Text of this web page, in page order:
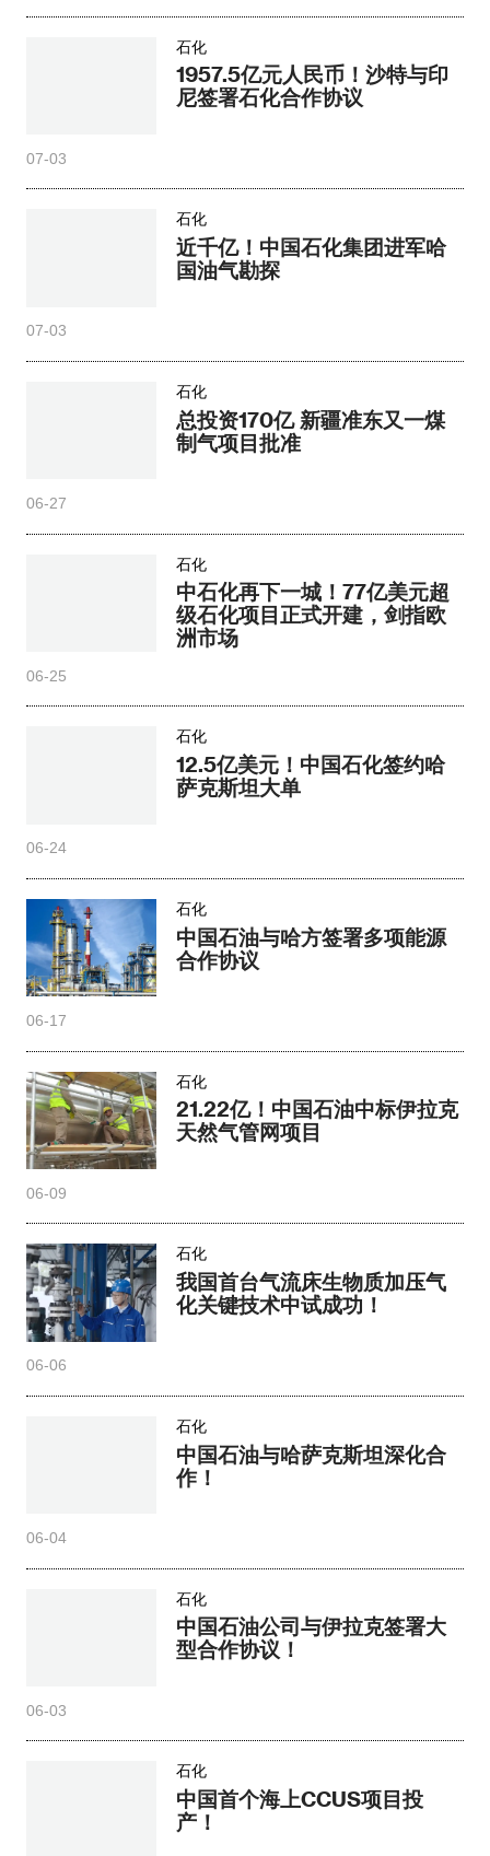
石化
1957.5亿元人民币！沙特与印
尼签署石化合作协议
07-03
石化
近千亿！中国石化集团进军哈
国油气勘探
07-03
石化
总投资170亿 新疆准东又一煤
制气项目批准
06-27
石化
中石化再下一城！77亿美元超
级石化项目正式开建，剑指欧
洲市场
06-25
石化
12.5亿美元！中国石化签约哈
萨克斯坦大单
06-24
石化
中国石油与哈方签署多项能源
合作协议
06-17
石化
21.22亿！中国石油中标伊拉克
天然气管网项目
06-09
石化
我国首台气流床生物质加压气
化关键技术中试成功！
06-06
石化
中国石油与哈萨克斯坦深化合
作！
06-04
石化
中国石油公司与伊拉克签署大
型合作协议！
06-03
石化
中国首个海上CCUS项目投
产！